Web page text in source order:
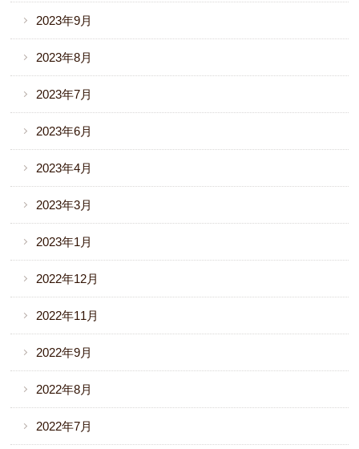
2023年9月
2023年8月
2023年7月
2023年6月
2023年4月
2023年3月
2023年1月
2022年12月
2022年11月
2022年9月
2022年8月
2022年7月